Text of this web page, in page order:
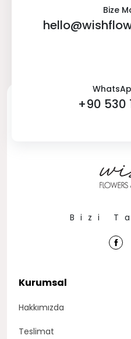
Bize
+90 530
Kurumsal
Hakkımızda
Teslimat
Bizi